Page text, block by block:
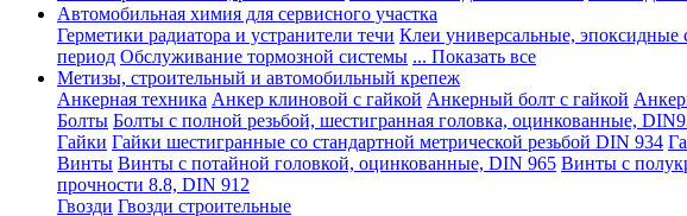
Автомобильная химия для сервисного участка
Герметики радиатора и устранители течи Клеи универсальные,
период Обслуживание тормозной системы ... Показать все
Метизы, строительный и автомобильный крепеж
Анкерная техника Анкер клиновой с гайкой Анкерный болт с гайкой
Болты Болты с полной резьбой, шестигранная головка, оцинкованные,
Гайки Гайки шестигранные со стандартной метрической резьбой DIN 934
Винты Винты с потайной головкой, оцинкованные, DIN 965 Винты с
прочности 8.8, DIN 912
Гвозди Гвозди строительные